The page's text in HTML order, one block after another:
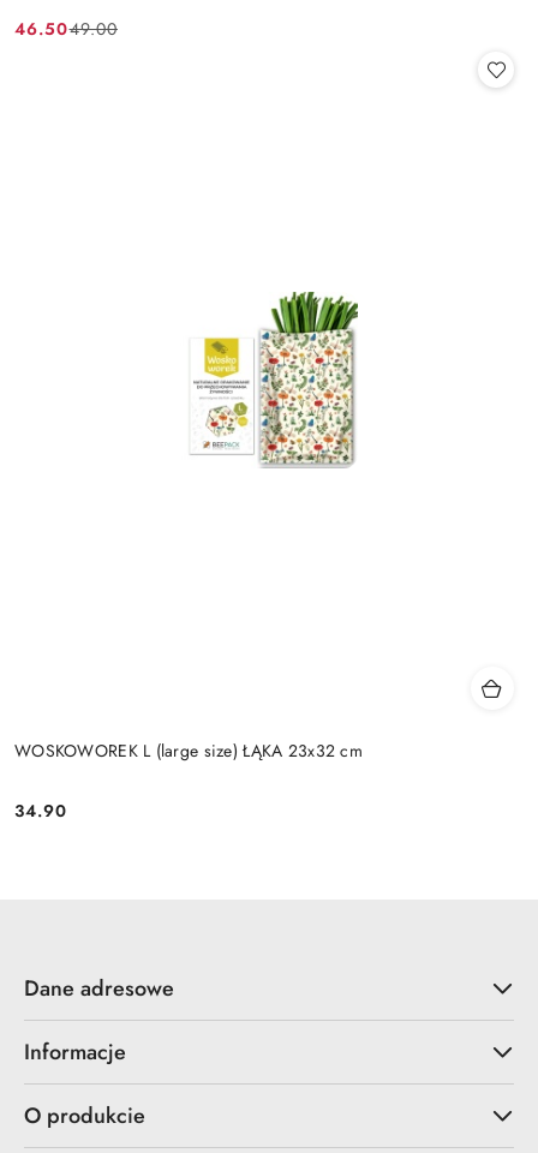
Cena
46.50
Cena
49.00
WOSKOWOREK L (large size) ŁĄKA 23x32 cm
Cena:
34.90
Dane adresowe
Informacje
O produkcie